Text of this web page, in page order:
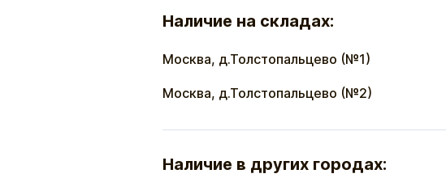
Наличие на складах:
Москва, д.Толстопальцево (№1)
Москва, д.Толстопальцево (№2)
Наличие в других городах: